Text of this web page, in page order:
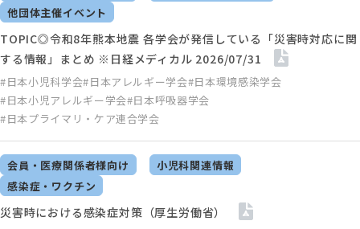
他団体主催イベント
#日本小児科学会#日本アレルギー学会#日本環境感染学会
#日本小児アレルギー学会#日本呼吸器学会
#日本プライマリ・ケア連合学会
TOPIC◎令和8年熊本地震 各学会が発信している「災害時対応に関
する情報」まとめ ※日経メディカル 2026/07/31
会員・医療関係者様向け
小児科関連情報
感染症・ワクチン
災害時における感染症対策（厚生労働省）